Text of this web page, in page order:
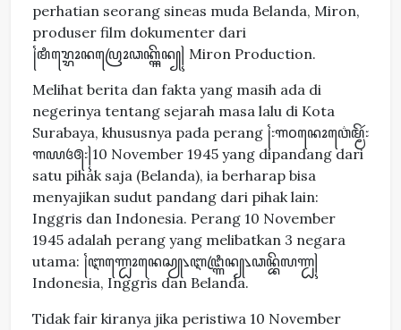
perhatian seorang sineas muda Belanda, Miron,
produser film dokumenter dari
꧌ꦩꦶꦫ꧀ꦫꦺꦴꦤꦥꦿꦺꦴꦣꦏ꧀ꦯꦼꦤ꧀꧍ Miron Production.
Melihat berita dan fakta yang masih ada di
negerinya tentang sejarah masa lalu di Kota
Surabaya, khususnya pada perang ꧌꧇꧑꧐ꦤꦺꦴꦮ꦳ꦺꦩ꧀ꦩꦼꦂ꧇
꧑꧙꧔꧕꧇꧍10 November 1945 yang dipandang dari
satu pihak saja (Belanda), ia berharap bisa
menyajikan sudut pandang dari pihak lain:
Inggris dan Indonesia. Perang 10 November
1945 adalah perang yang melibatkan 3 negara
utama: ꧌ꦆꦟ꧀ꦝꦺꦴꦤꦺꦱꦾ꧈ꦆꦔ꧀ꦒꦿꦶꦤ꧀꧈ꦣꦤ꧀ꦧꦼꦭꦟ꧀ꦝ꧍
Indonesia, Inggris dan Belanda.
Tidak fair kiranya jika peristiwa 10 November